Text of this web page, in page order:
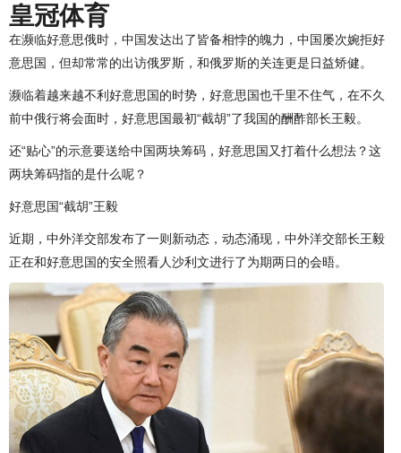
皇冠体育
在濒临好意思俄时，中国发达出了皆备相悖的魄力，中国屡次婉拒好
意思国，但却常常的出访俄罗斯，和俄罗斯的关连更是日益矫健。
濒临着越来越不利好意思国的时势，好意思国也千里不住气，在不久
前中俄行将会面时，好意思国最初“截胡”了我国的酬酢部长王毅。
还“贴心”的示意要送给中国两块筹码，好意思国又打着什么想法？这
两块筹码指的是什么呢？
好意思国“截胡”王毅
近期，中外洋交部发布了一则新动态，动态涌现，中外洋交部长王毅
正在和好意思国的安全照看人沙利文进行了为期两日的会晤。